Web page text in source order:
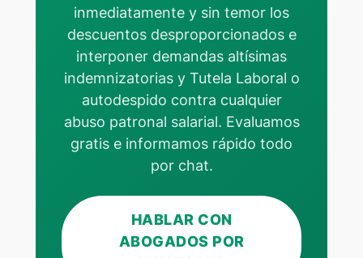
inmediatamente y sin temor los
descuentos desproporcionados e
interponer demandas altísimas
indemnizatorias y Tutela Laboral o
autodespido contra cualquier
abuso patronal salarial. Evaluamos
gratis e informamos rápido todo
por chat.
HABLAR CON
ABOGADOS POR